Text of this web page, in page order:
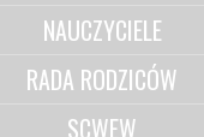
NAUCZYCIELE
RADA RODZICÓW
SCWEW